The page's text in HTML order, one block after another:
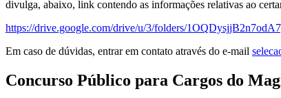
divulga, abaixo, link contendo as informações relativas ao
https://drive.google.com/drive/u/3/folders/
Em caso de dúvidas, entrar em contato através do e-mail
Concurso Público para Cargos do